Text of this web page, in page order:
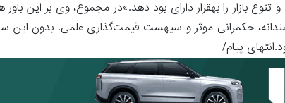
بازار را بهقرار دارای بود دهد.»در مجموع، وی بر
حکمرانی موثر و سیهست قیمت‌گذاری علمی. بدون این سه
پیام/